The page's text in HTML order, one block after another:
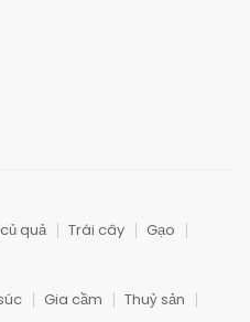
quả Trái cây
Gạo
Gia cầm
Thuỷ sản